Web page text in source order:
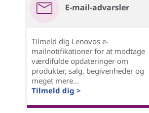
E-mail-advarsler
Tilmeld dig Lenovos e-
mailnotifikationer for at modtage
værdifulde opdateringer om
produkter, salg, begivenheder og
meget mere...
Tilmeld dig >